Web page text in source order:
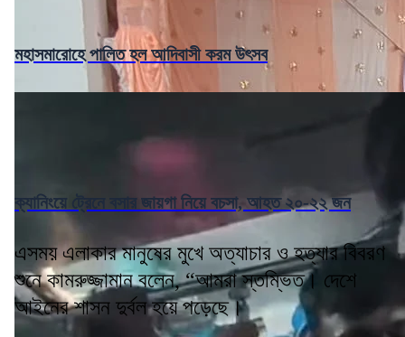
মহাসমারোহে পালিত হল আদিবাসী করম উৎসব
ক্যানিংয়ে ট্রেনে বসার জায়গা নিয়ে বচসা, আহত ২০-২২ জন
এসময় এলাকার মানুষের মুখে অত্যাচার ও হত্যার বিবরণ
শুনে কামরুজ্জামান বলেন, “আমরা স্তম্ভিত। দেশে
আইনের শাসন দুর্বল হয়ে পড়েছে।